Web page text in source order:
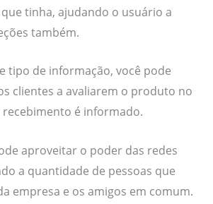
tinha, ajudando o usuário a
também.
tipo de informação, você pode
clientes a avaliarem o produto no
recebimento é informado.
aproveitar o poder das redes
a quantidade de pessoas que
empresa e os amigos em comum.